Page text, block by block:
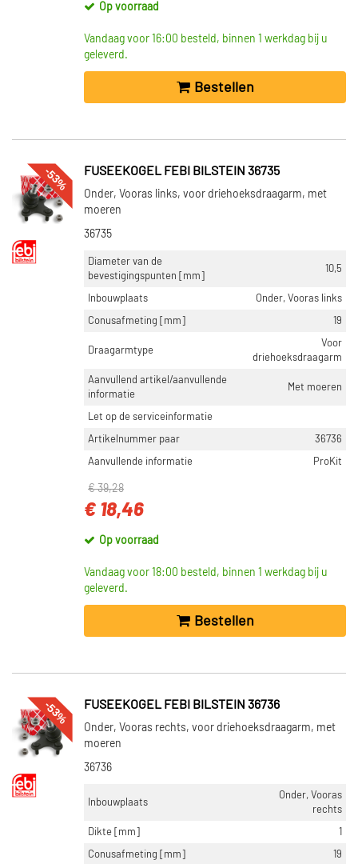
Op voorraad
Vandaag voor 16:00 besteld, binnen 1 werkdag bij u
geleverd.
Bestellen
-53% FUSEEKOGEL FEBI BILSTEIN 36735
Onder, Vooras links, voor driehoeksdraagarm, met
moeren
36735
Diameter van de
bevestigingspunten [mm]
10,5
Inbouwplaats
Onder, Vooras links
Conusafmeting [mm]
19
Draagarmtype
Voor
driehoeksdraagarm
Aanvullend artikel/aanvullende
informatie
Met moeren
Let op de serviceinformatie
Artikelnummer paar
36736
Aanvullende informatie
ProKit
€ 39,28
€ 18,46
Op voorraad
Vandaag voor 18:00 besteld, binnen 1 werkdag bij u
geleverd.
Bestellen
-53% FUSEEKOGEL FEBI BILSTEIN 36736
Onder, Vooras rechts, voor driehoeksdraagarm, met
moeren
36736
Inbouwplaats
Onder, Vooras
rechts
Dikte [mm]
1
Conusafmeting [mm]
19